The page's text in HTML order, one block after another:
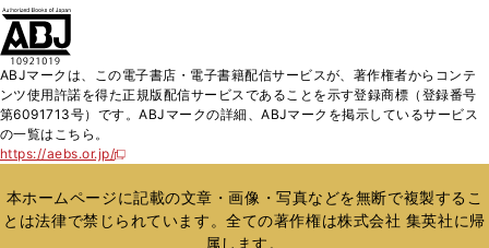
く
ド
ウ
で
ィ
ン
ド
開
く
ABJマークは、この電子書店・電子書籍配信サービスが、著作権者からコンテ
ンツ使用許諾を得た正規版配信サービスであることを示す登録商標（登録番号
第6091713号）です。ABJマークの詳細、ABJマークを掲示しているサービス
の一覧はこちら。
https://aebs.or.jp/
新
い
ウ
ィ
本ホームページに記載の文章・画像・写真などを無断で複製するこ
とは法律で禁じられています。全ての著作権は株式会社 集英社に帰
属します。